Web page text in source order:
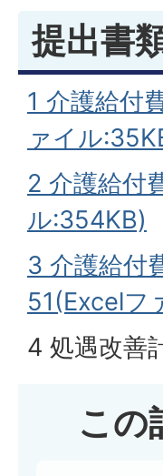
提出書
1 介護給付
ァイル
2 介護給付
ル:354KB)
3 介護給付
51(Excelフ
4 処遇改善
この